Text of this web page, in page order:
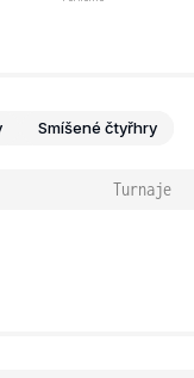
Smíšené čtyřhry
Turnaje